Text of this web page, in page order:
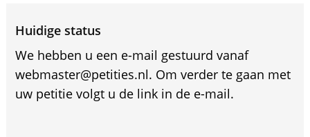
Huidige status
We hebben u een e-mail gestuurd vanaf
webmaster@petities.nl. Om verder te gaan met
uw petitie volgt u de link in de e-mail.